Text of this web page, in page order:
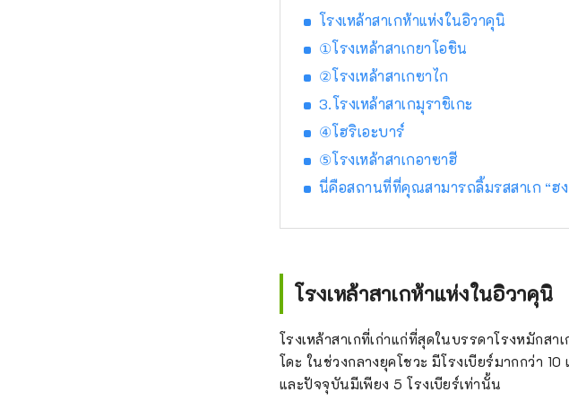
โรงเหล้าสาเกห้าแห่งในอิวาคุนิ
①โรงเหล้าสาเกยาโอชิน
②โรงเหล้าสาเกซาไก
3.โรงเหล้าสาเกมุราชิเกะ
④โฮริเอะบาร์
⑤โรงเหล้าสาเกอาซาฮี
นี่คือสถานที่ที่คุณสามารถลิ้มรสสาเก “ฮง
โรงเหล้าสาเกห้าแห่งในอิวาคุนิ
โรงเหล้าสาเกที่เก่าแก่ที่สุดในบรรดาโรงหมักส
โดะ ในช่วงกลางยุคโชวะ มีโรงเบียร์มากกว่า
และปัจจุบันมีเพียง 5 โรงเบียร์เท่านั้น